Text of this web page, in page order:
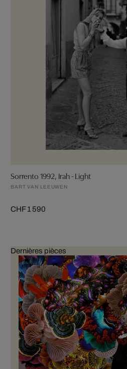
Sorrento 1992, Irah - Light
BART VAN LEEUWEN
CHF 1 590
Dernières pièces